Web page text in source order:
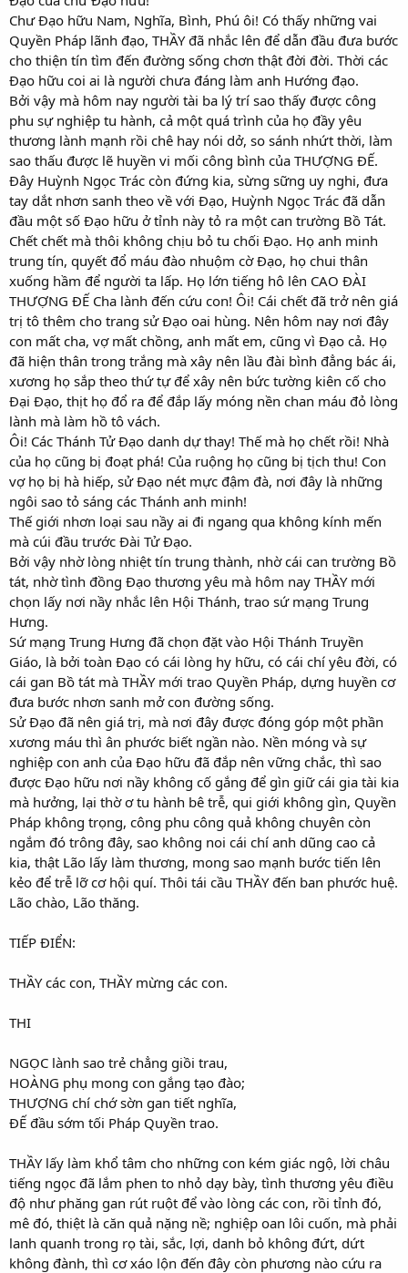
Chư Đạo hữu Nam, Nghĩa, Bình, Phú ôi! Có thấy những vai
Quyền Pháp lãnh đạo, THẦY đã nhắc lên để dẫn đầu đưa bước
cho thiện tín tìm đến đường sống chơn thật đời đời. Thời các
Đạo hữu coi ai là người chưa đáng làm anh Hướng đạo.
Bởi vậy mà hôm nay người tài ba lý trí sao thấy được công
phu sự nghiệp tu hành, cả một quá trình của họ đầy yêu
thương lành mạnh rồi chê hay nói dở, so sánh nhứt thời, làm
sao thấu được lẽ huyền vi mối công bình của THƯỢNG ĐẾ.
Đây Huỳnh Ngọc Trác còn đứng kia, sừng sững uy nghi, đưa
tay dắt nhơn sanh theo về với Đạo, Huỳnh Ngọc Trác đã dẫn
đầu một số Đạo hữu ở tỉnh này tỏ ra một can trường Bồ Tát.
Chết chết mà thôi không chịu bỏ tu chối Đạo. Họ anh minh
trung tín, quyết đổ máu đào nhuộm cờ Đạo, họ chui thân
xuống hầm để người ta lấp. Họ lớn tiếng hô lên CAO ĐÀI
THƯỢNG ĐẾ Cha lành đến cứu con! Ôi! Cái chết đã trở nên giá
trị tô thêm cho trang sử Đạo oai hùng. Nên hôm nay nơi đây
con mất cha, vợ mất chồng, anh mất em, cũng vì Đạo cả. Họ
đã hiện thân trong trắng mà xây nên lầu đài bình đẳng bác ái,
xương họ sắp theo thứ tự để xây nên bức tường kiên cố cho
Đại Đạo, thịt họ đổ ra để đắp lấy móng nền chan máu đỏ lòng
lành mà làm hồ tô vách.
Ôi! Các Thánh Tử Đạo danh dự thay! Thế mà họ chết rồi! Nhà
của họ cũng bị đoạt phá! Của ruộng họ cũng bị tịch thu! Con
vợ họ bị hà hiếp, sử Đạo nét mực đậm đà, nơi đây là những
ngôi sao tỏ sáng các Thánh anh minh!
Thế giới nhơn loại sau nầy ai đi ngang qua không kính mến
mà cúi đầu trước Đài Tử Đạo.
Bởi vậy nhờ lòng nhiệt tín trung thành, nhờ cái can trường Bồ
tát, nhờ tình đồng Đạo thương yêu mà hôm nay THẦY mới
chọn lấy nơi nầy nhắc lên Hội Thánh, trao sứ mạng Trung
Hưng.
Sứ mạng Trung Hưng đã chọn đặt vào Hội Thánh Truyền
Giáo, là bởi toàn Đạo có cái lòng hy hữu, có cái chí yêu đời, có
cái gan Bồ tát mà THẦY mới trao Quyền Pháp, dựng huyền cơ
đưa bước nhơn sanh mở con đường sống.
Sử Đạo đã nên giá trị, mà nơi đây được đóng góp một phần
xương máu thì ân phước biết ngần nào. Nền móng và sự
nghiệp con anh của Đạo hữu đã đắp nên vững chắc, thì sao
được Đạo hữu nơi nầy không cố gắng để gìn giữ cái gia tài kia
mà hưởng, lại thờ ơ tu hành bê trễ, qui giới không gìn, Quyền
Pháp không trọng, công phu công quả không chuyên còn
ngắm đó trông đây, sao không noi cái chí anh dũng cao cả
kia, thật Lão lấy làm thương, mong sao mạnh bước tiến lên
kẻo để trễ lỡ cơ hội quí. Thôi tái cầu THẦY đến ban phước huệ.
Lão chào, Lão thăng.
TIẾP ĐIỂN:
THẦY các con, THẦY mừng các con.
THI
NGỌC lành sao trẻ chẳng giồi trau,
HOÀNG phụ mong con gắng tạo đào;
THƯỢNG chí chớ sờn gan tiết nghĩa,
ĐẾ đầu sớm tối Pháp Quyền trao.
THẦY lấy làm khổ tâm cho những con kém giác ngộ, lời châu
tiếng ngọc đã lắm phen to nhỏ dạy bày, tình thương yêu điều
độ như phăng gan rút ruột để vào lòng các con, rồi tỉnh đó,
mê đó, thiệt là căn quả nặng nề; nghiệp oan lôi cuốn, mà phải
lanh quanh trong rọ tài, sắc, lợi, danh bỏ không đứt, dứt
không đành, thì cơ xáo lộn đến đây còn phương nào cứu ra